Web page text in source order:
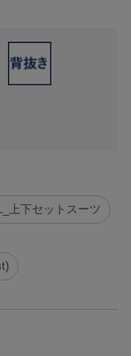
上下セットスーツ